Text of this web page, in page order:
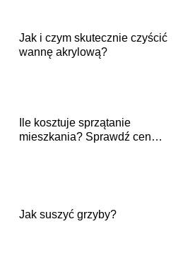
Jak i czym skutecznie czyścić
wannę akrylową?
Ile kosztuje sprzątanie
mieszkania? Sprawdź ceny i
Jak suszyć grzyby?